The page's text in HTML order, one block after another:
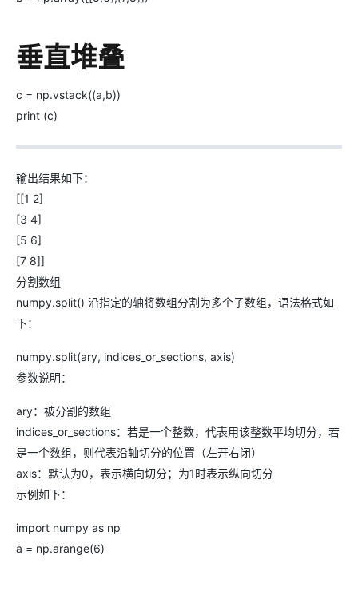
垂直堆叠
c = np.vstack((a,b))
print (c)
输出结果如下：
[[1 2]
[3 4]
[5 6]
[7 8]]
分割数组
numpy.split() 沿指定的轴将数组分割为多个子数组，语法格式如
下：
numpy.split(ary, indices_or_sections, axis)
参数说明：
ary：被分割的数组
indices_or_sections：若是一个整数，代表用该整数平均切分，若
是一个数组，则代表沿轴切分的位置（左开右闭）
axis：默认为0，表示横向切分；为1时表示纵向切分
示例如下：
import numpy as np
a = np.arange(6)